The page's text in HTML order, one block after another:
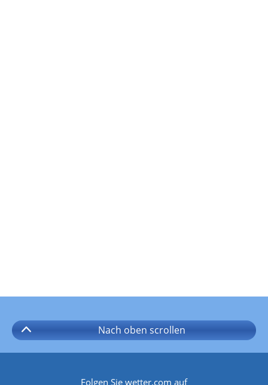
Nach oben scrollen
Folgen Sie wetter.com auf